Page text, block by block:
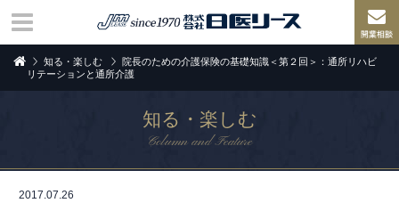
知る・楽しむ
院長のための介護保険の基礎知識＜第２回＞：通所リハビ
リテーションと通所介護
知る・楽しむ
Column and Feature
2017.07.26